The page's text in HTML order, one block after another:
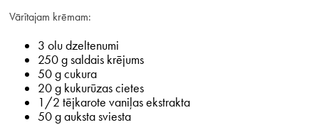
Vārītajam krēmam:
3 olu dzeltenumi
250 g saldais krējums
50 g cukura
20 g kukurūzas cietes
1/2 tējkarote vaniļas ekstrakta
50 g auksta sviesta